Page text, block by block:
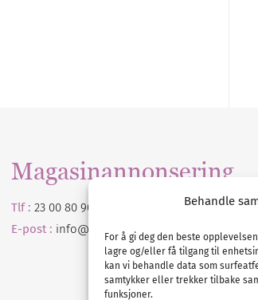
Behandle
For å gi deg den beste
lagre og/eller få tilgang til
kan vi behandle data som
samtykker eller trekker tilbake
funksjoner.
Magasinannonsering
Tlf : 23 00 80 90
E-post : info@ nordicbridalmedia